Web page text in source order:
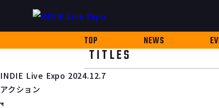
TOP NEWS
TITLES
INDIE Live Expo 2024.12.7
アクション